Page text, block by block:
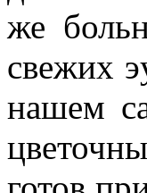
же
свежих
нашем